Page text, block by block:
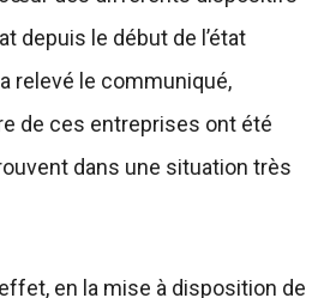
depuis le début de l’état
relevé le communiqué,
de ces entreprises ont été
dans une situation très
en la mise à disposition de